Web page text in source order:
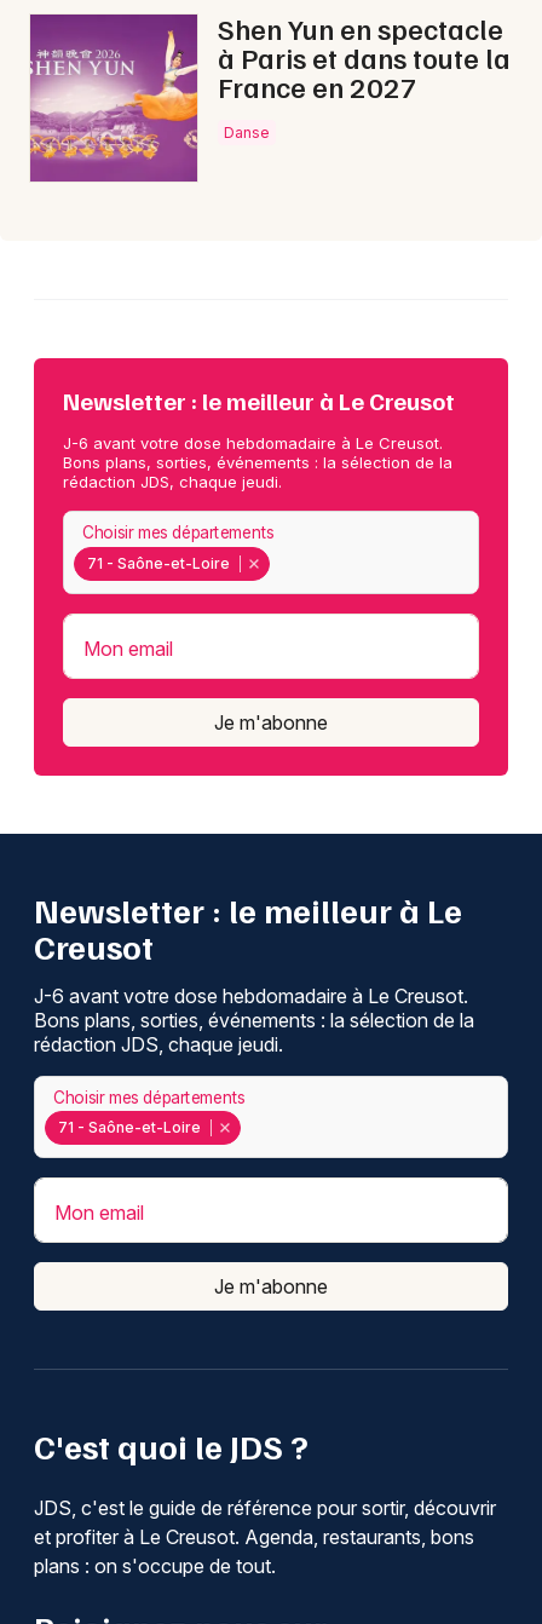
71 - Saône-et-Loire
Choisir mes départements
Mon email
Shen Yun en spectacle
à Paris et dans toute la
France en 2027
Danse
Newsletter : le meilleur à Le Creusot
J-6 avant votre dose hebdomadaire à Le Creusot.
Bons plans, sorties, événements : la sélection de la
rédaction JDS, chaque jeudi.
71 - Saône-et-Loire
Choisir mes départements
Mon email
Je m'abonne
C'est quoi le JDS ?
JDS, c'est le guide de référence pour sortir, découvrir
et profiter à Le Creusot. Agenda, restaurants, bons
plans : on s'occupe de tout.
Newsletter : le meilleur à Le
Creusot
J-6 avant votre dose hebdomadaire à Le Creusot.
Bons plans, sorties, événements : la sélection de la
rédaction JDS, chaque jeudi.
71 - Saône-et-Loire
Choisir mes départements
Mon email
Je m'abonne